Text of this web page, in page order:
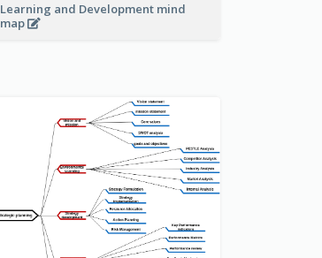
Learning and Development mind
map